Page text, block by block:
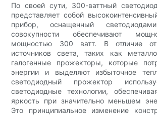
По своей сути, 300-ваттный
представляет собой
прибор, оснащенный
совокупности обеспечивают
мощностью 300 ватт. В отличие от
источников света, таких как
галогенные прожекторы, которые
энергии и выделяют избыточное
светодиодный прожектор
светодиодные технологии,
яркость при значительно меньшем
Это принципиальное изменение